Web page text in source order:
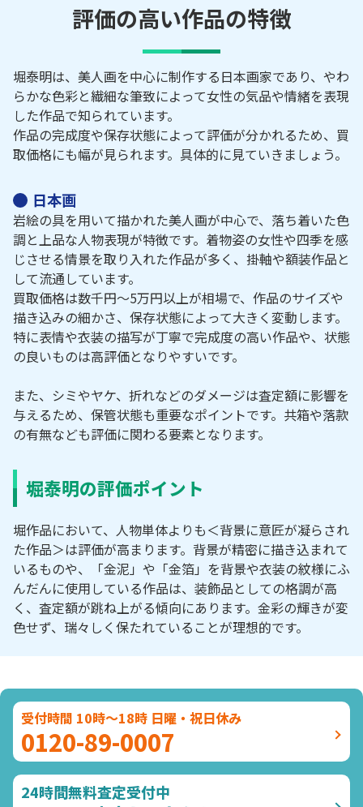
評価の高い作品の特徴
堀泰明は、美人画を中心に制作する日本画家であり、やわ
らかな色彩と繊細な筆致によって女性の気品や情緒を表現
した作品で知られています。
作品の完成度や保存状態によって評価が分かれるため、買
取価格にも幅が見られます。具体的に見ていきましょう。
日本画
岩絵の具を用いて描かれた美人画が中心で、落ち着いた色
調と上品な人物表現が特徴です。着物姿の女性や四季を感
じさせる情景を取り入れた作品が多く、掛軸や額装作品と
して流通しています。
買取価格は数千円～5万円以上が相場で、作品のサイズや
描き込みの細かさ、保存状態によって大きく変動します。
特に表情や衣装の描写が丁寧で完成度の高い作品や、状態
の良いものは高評価となりやすいです。
また、シミやヤケ、折れなどのダメージは査定額に影響を
与えるため、保管状態も重要なポイントです。共箱や落款
の有無なども評価に関わる要素となります。
堀泰明の評価ポイント
堀作品において、人物単体よりも＜背景に意匠が凝らされ
た作品＞は評価が高まります。背景が精密に描き込まれて
いるものや、「金泥」や「金箔」を背景や衣装の紋様にふ
んだんに使用している作品は、装飾品としての格調が高
く、査定額が跳ね上がる傾向にあります。金彩の輝きが変
色せず、瑞々しく保たれていることが理想的です。
受付時間 10時～18時 日曜・祝日休み
0120-89-0007
24時間無料査定受付中